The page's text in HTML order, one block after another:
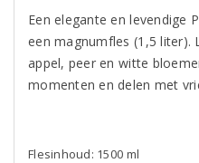
Een elegante en levendige
een magnumfles (1,5 liter).
appel, peer en witte
momenten en delen met
Flesinhoud: 1500 ml